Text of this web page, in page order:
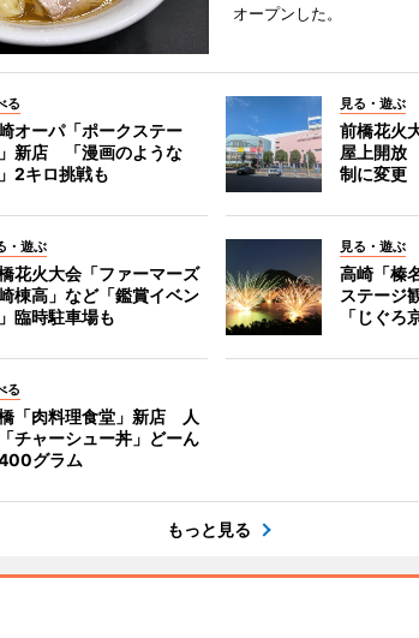
オープンした。
る
オーパ「ポークステー
新店 「漫画のような
2キロ挑戦も
見る・遊ぶ
前橋花火
屋上開放
制に変更
・遊ぶ
花火大会「ファーマーズ
棟高」など「鑑賞イベン
臨時駐車場も
見る・遊ぶ
高崎「榛
ステージ
「じぐろ
る
「肉料理食堂」新店 人
チャーシュー丼」どーん
グラム
もっと見る